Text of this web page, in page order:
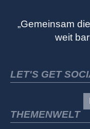
„Gemeinsam
weit
LET'S GET
THEMENWELT